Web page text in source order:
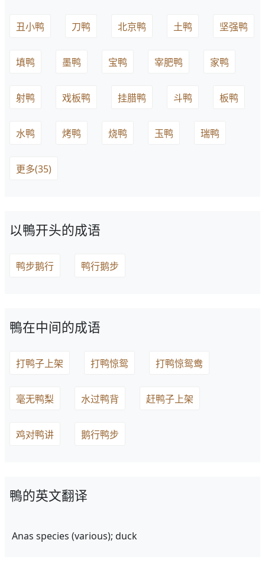
丑小鸭 刀鸭 北京鸭 土鸭 坚强鸭
填鸭 墨鸭 宝鸭 宰肥鸭 家鸭
射鸭 戏板鸭 挂腊鸭 斗鸭 板鸭
水鸭 烤鸭 烧鸭 玉鸭 瑞鸭
更多(35)
以鴨开头的成语
鸭步鹅行 鸭行鹅步
鴨在中间的成语
打鸭子上架 打鸭惊鸳 打鸭惊鸳鸯
毫无鸭梨 水过鸭背 赶鸭子上架
鸡对鸭讲 鹅行鸭步
鴨的英文翻译
Anas species (various); duck